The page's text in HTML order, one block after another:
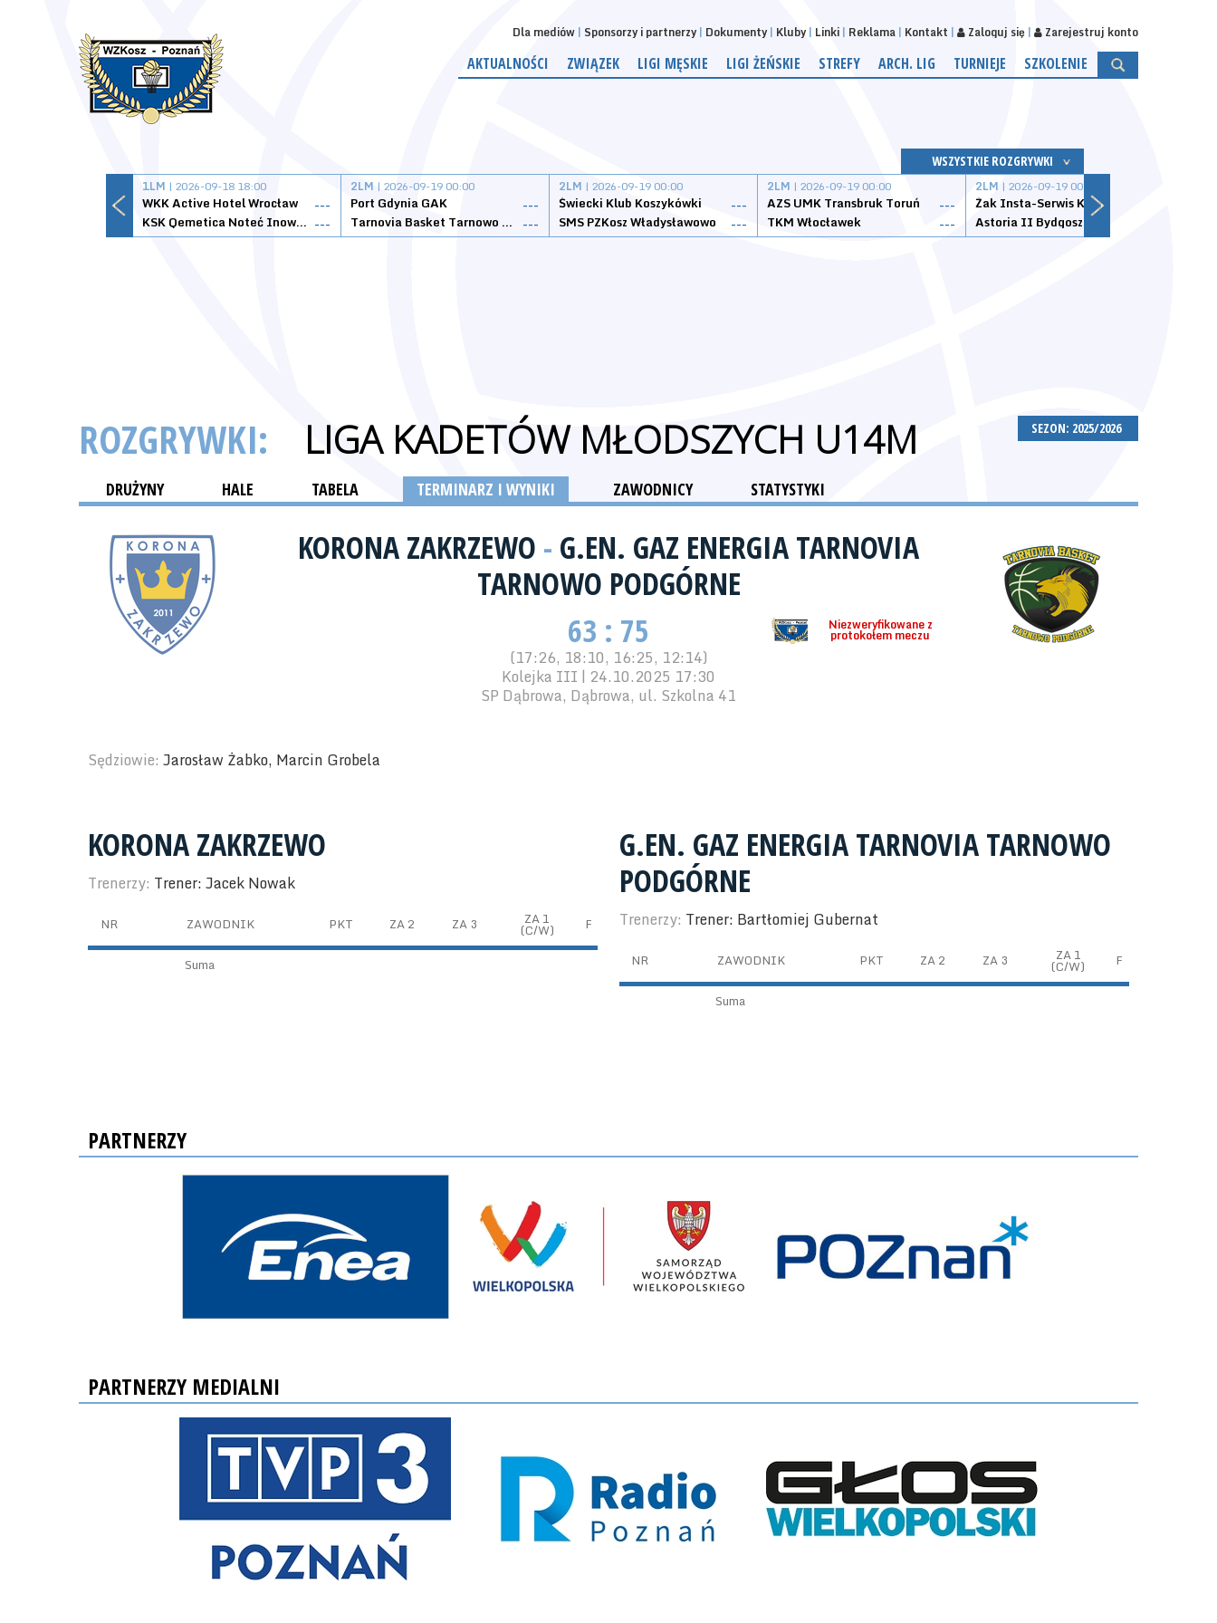
Dla mediów Sponsorzy i partnerzy Dokumenty Kluby Linki Reklama Kontakt Zaloguj się Zarejestruj konto
AKTUALNOŚCI ZWIĄZEK LIGI MĘSKIE LIGI ŻEŃSKIE STREFY ARCH. LIG TURNIEJE SZKOLENIE
WSZYSTKIE ROZGRYWKI
1LM | 2026-09-18 18:00
WKK Active Hotel Wrocław
---
KSK Qemetica Noteć Inowrocław ---
2LM | 2026-09-19 00:00
Port Gdynia GAK
---
Tarnovia Basket Tarnowo Podgórne ---
2LM | 2026-09-19 00:00
Świecki Klub Koszykówki
---
SMS PZKosz Władysławowo
---
2LM | 2026-09-19 00:00
AZS UMK Transbruk Toruń
---
TKM Włocławek
---
2LM | 2026-09-19 00:00
Żak Insta-Serwis Koszalin
Astoria II Bydgoszcz
SEZON: 2025/2026
ROZGRYWKI: LIGA KADETÓW MŁODSZYCH U14M
DRUŻYNY HALE TABELA TERMINARZ I WYNIKI ZAWODNICY STATYSTYKI
KORONA ZAKRZEWO - G.EN. GAZ ENERGIA TARNOVIA
TARNOWO PODGÓRNE
Niezweryfikowane z
protokołem meczu
63 : 75
(17:26, 18:10, 16:25, 12:14)
Kolejka III | 24.10.2025 17:30
SP Dąbrowa, Dąbrowa, ul. Szkolna 41
Sędziowie: Jarosław Żabko, Marcin Grobela
KORONA ZAKRZEWO
Trenerzy: Trener: Jacek Nowak
NR ZAWODNIK PKT ZA 2 ZA 3 ZA 1
(C/W) F
Suma
G.EN. GAZ ENERGIA TARNOVIA TARNOWO
PODGÓRNE
Trenerzy: Trener: Bartłomiej Gubernat
NR ZAWODNIK PKT ZA 2 ZA 3 ZA 1
(C/W) F
Suma
PARTNERZY
PARTNERZY MEDIALNI